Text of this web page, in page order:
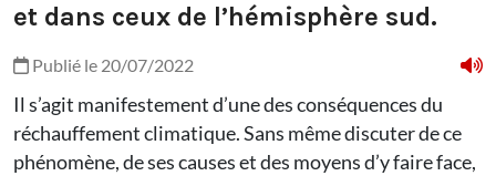
et dans ceux de l’hémisphère sud.
Publié le 20/07/2022
Il s’agit manifestement d’une des conséquences du
réchauffement climatique. Sans même discuter de ce
phénomène, de ses causes et des moyens d’y faire face,